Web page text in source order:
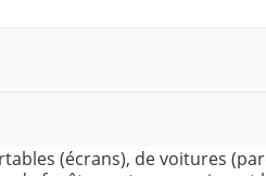
(écrans), de voitures